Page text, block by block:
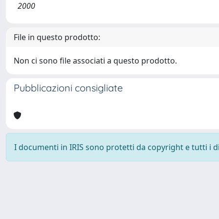
2000
File in questo prodotto:
Non ci sono file associati a questo prodotto.
Pubblicazioni consigliate
I documenti in IRIS sono protetti da copyright e tutti i